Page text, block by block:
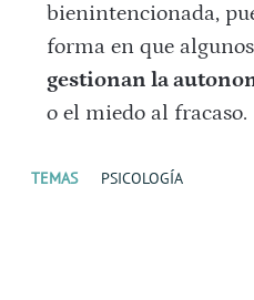
bienintencionada,
forma en que
gestionan la
o el miedo al fracaso.
TEMAS PSICOLOGÍA